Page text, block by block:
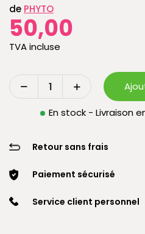
de PHYTO
50,00
TVA incluse
En stock - Livraison
Retour sans frais
Paiement sécurisé
Service client personnel